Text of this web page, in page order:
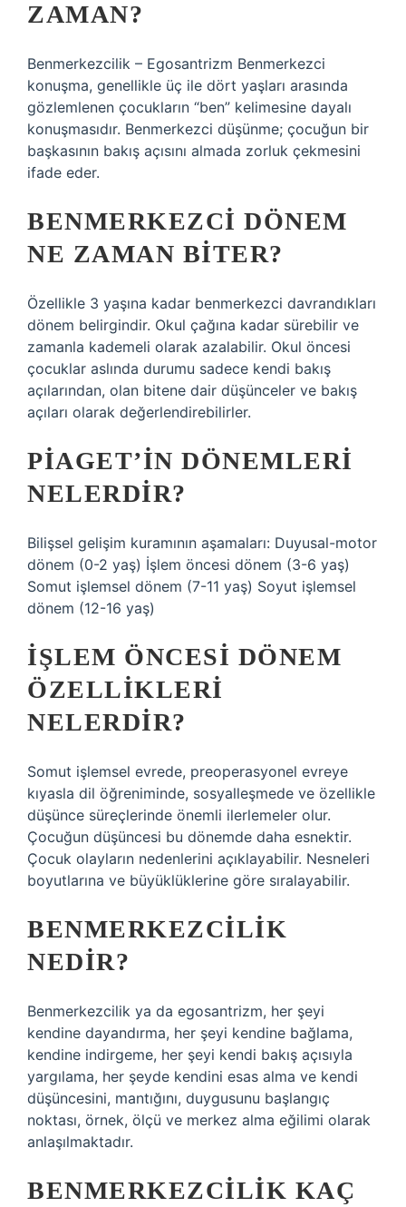
ZAMAN?
Benmerkezcilik – Egosantrizm Benmerkezci
konuşma, genellikle üç ile dört yaşları arasında
gözlemlenen çocukların “ben” kelimesine dayalı
konuşmasıdır. Benmerkezci düşünme; çocuğun bir
başkasının bakış açısını almada zorluk çekmesini
ifade eder.
BENMERKEZCI DÖNEM
NE ZAMAN BITER?
Özellikle 3 yaşına kadar benmerkezci davrandıkları
dönem belirgindir. Okul çağına kadar sürebilir ve
zamanla kademeli olarak azalabilir. Okul öncesi
çocuklar aslında durumu sadece kendi bakış
açılarından, olan bitene dair düşünceler ve bakış
açıları olarak değerlendirebilirler.
PIAGET’IN DÖNEMLERI
NELERDIR?
Bilişsel gelişim kuramının aşamaları: Duyusal-motor
dönem (0-2 yaş) İşlem öncesi dönem (3-6 yaş)
Somut işlemsel dönem (7-11 yaş) Soyut işlemsel
dönem (12-16 yaş)
İŞLEM ÖNCESI DÖNEM
ÖZELLIKLERI
NELERDIR?
Somut işlemsel evrede, preoperasyonel evreye
kıyasla dil öğreniminde, sosyalleşmede ve özellikle
düşünce süreçlerinde önemli ilerlemeler olur.
Çocuğun düşüncesi bu dönemde daha esnektir.
Çocuk olayların nedenlerini açıklayabilir. Nesneleri
boyutlarına ve büyüklüklerine göre sıralayabilir.
BENMERKEZCILIK
NEDIR?
Benmerkezcilik ya da egosantrizm, her şeyi
kendine dayandırma, her şeyi kendine bağlama,
kendine indirgeme, her şeyi kendi bakış açısıyla
yargılama, her şeyde kendini esas alma ve kendi
düşüncesini, mantığını, duygusunu başlangıç ​​
noktası, örnek, ölçü ve merkez alma eğilimi olarak
anlaşılmaktadır.
BENMERKEZCILIK KAÇ